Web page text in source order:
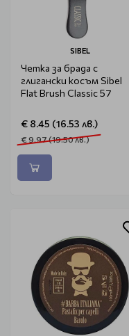
SIBEL
Четка за брада с
глигански косъм Sibel
Flat Brush Classic 57
€ 8.45 (16.53 лв.)
€ 9.97 (19.50 лв.)